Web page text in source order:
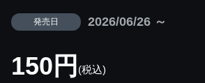
発売日 2026/06/26 ～
150円 (税込)